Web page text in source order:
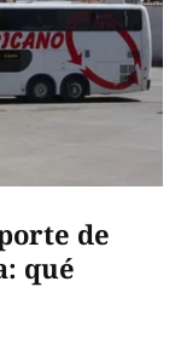
de
qué